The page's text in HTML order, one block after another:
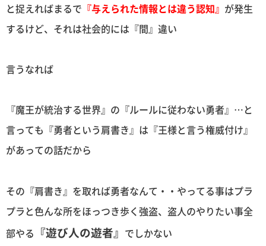
と捉えればまるで 『与えられた情報とは違う認知』 が発生
するけど、それは社会的には『間』違い
言うなれば
『魔王が統治する世界』の『ルールに従わない勇者』…と
言っても『勇者という肩書き』は『王様と言う権威付け』
があっての話だから
その『肩書き』を取れば勇者なんて・・やってる事はプラ
プラと色んな所をほっつき歩く強盗、盗人のやりたい事全
部やる 『遊び人の遊者』 でしかない